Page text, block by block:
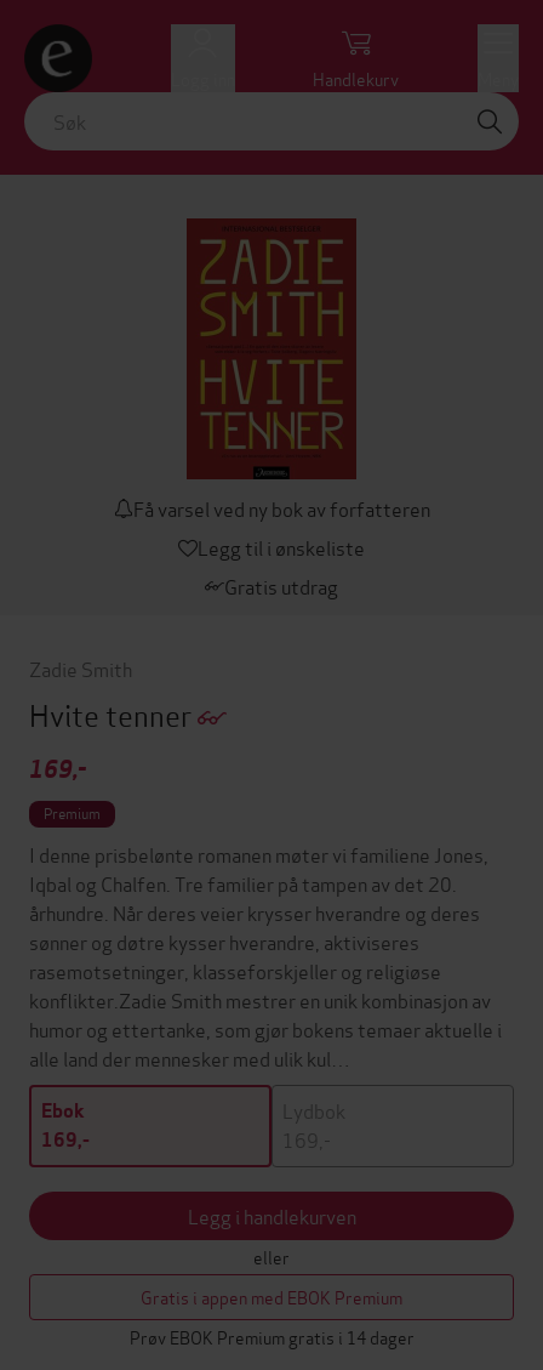
Handlekurv
Få varsel ved ny bok av forfatteren
Legg til i ønskeliste
Gratis utdrag
Zadie Smith
Hvite tenner
169,-
Premium
I denne prisbelønte romanen møter vi familiene Jones,
Iqbal og Chalfen. Tre familier på tampen av det 20.
århundre. Når deres veier krysser hverandre og deres
sønner og døtre kysser hverandre, aktiviseres
rasemotsetninger, klasseforskjeller og religiøse
konflikter.Zadie Smith mestrer en unik kombinasjon av
humor og ettertanke, som gjør bokens temaer aktuelle i
alle land der mennesker med ulik kul…
Ebok
169,-
Lydbok
169,-
Legg i handlekurven
eller
Gratis i appen med EBOK Premium
Prøv EBOK Premium gratis i 14 dager